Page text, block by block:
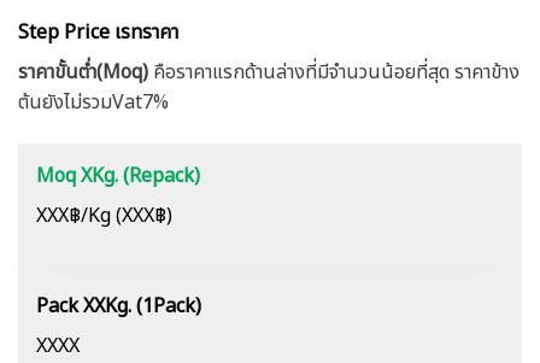
Step Price เรทราคา
ราคาขั้นต่ำ(Moq) คือราคาแรกด้านล่างที่มีจำนวนน้อยที่สุด ราคาข้าง
ต้นยังไม่รวมVat7%
Moq XKg. (Repack)
XXX฿/Kg (XXX฿)
Pack XXKg. (1Pack)
XXXX